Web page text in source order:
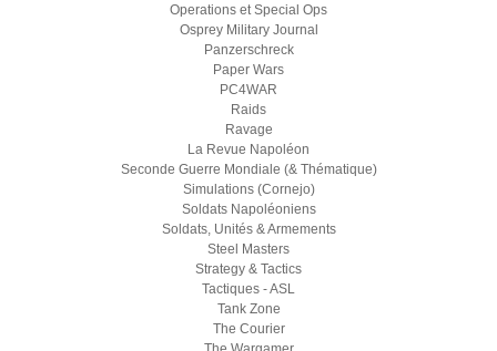
Operations et Special Ops
Osprey Military Journal
Panzerschreck
Paper Wars
PC4WAR
Raids
Ravage
La Revue Napoléon
Seconde Guerre Mondiale (& Thématique)
Simulations (Cornejo)
Soldats Napoléoniens
Soldats, Unités & Armements
Steel Masters
Strategy & Tactics
Tactiques - ASL
Tank Zone
The Courier